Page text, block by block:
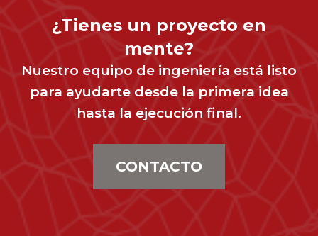
¿Tienes un proyecto en
mente?
Nuestro equipo de ingeniería está listo
para ayudarte desde la primera idea
hasta la ejecución final.
CONTACTO